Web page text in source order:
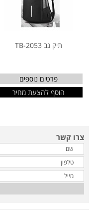
תיק גב TB-2053
פרטים נוספים
הוסף להצעת מחיר
צרו קשר